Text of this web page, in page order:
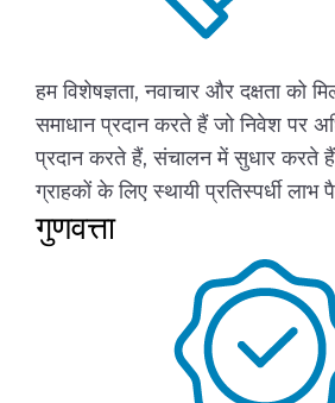
हम विशेषज्ञता, नवाचार और दक्षता को
समाधान प्रदान करते हैं जो निवेश पर
प्रदान करते हैं, संचालन में सुधार करते
ग्राहकों के लिए स्थायी प्रतिस्पर्धी लाभ
गुणवत्ता